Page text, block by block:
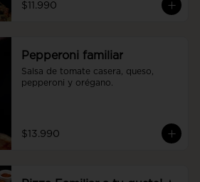
$11.990
Pepperoni familiar
Salsa de tomate casera, queso,
pepperoni y orégano.
$13.990